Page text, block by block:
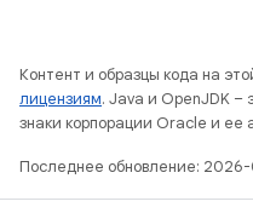
Контент и образцы кода на
лицензиям. Java и OpenJDK –
знаки корпорации Oracle и
Последнее обновление: 2026-